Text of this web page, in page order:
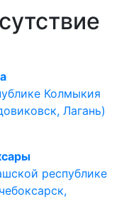
Колмыкия
Лагань)
республике